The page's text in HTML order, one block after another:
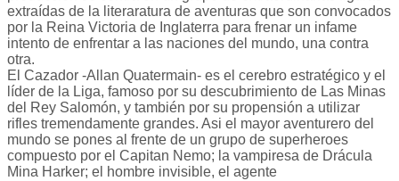
extraídas de la literaratura de aventuras que son convocados
por la Reina Victoria de Inglaterra para frenar un infame
intento de enfrentar a las naciones del mundo, una contra
otra.
El Cazador -Allan Quatermain- es el cerebro estratégico y el
líder de la Liga, famoso por su descubrimiento de Las Minas
del Rey Salomón, y también por su propensión a utilizar
rifles tremendamente grandes. Asi el mayor aventurero del
mundo se pones al frente de un grupo de superheroes
compuesto por el Capitan Nemo; la vampiresa de Drácula
Mina Harker; el hombre invisible, el agente